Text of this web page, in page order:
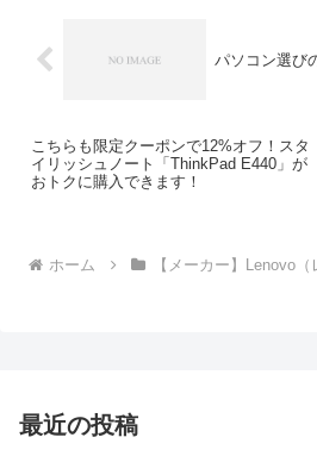
パソコン選び
こちらも限定クーポンで12%オフ！スタ
イリッシュノート「ThinkPad E440」が
おトクに購入できます！
ホーム 【メーカー】Lenovo（
最近の投稿